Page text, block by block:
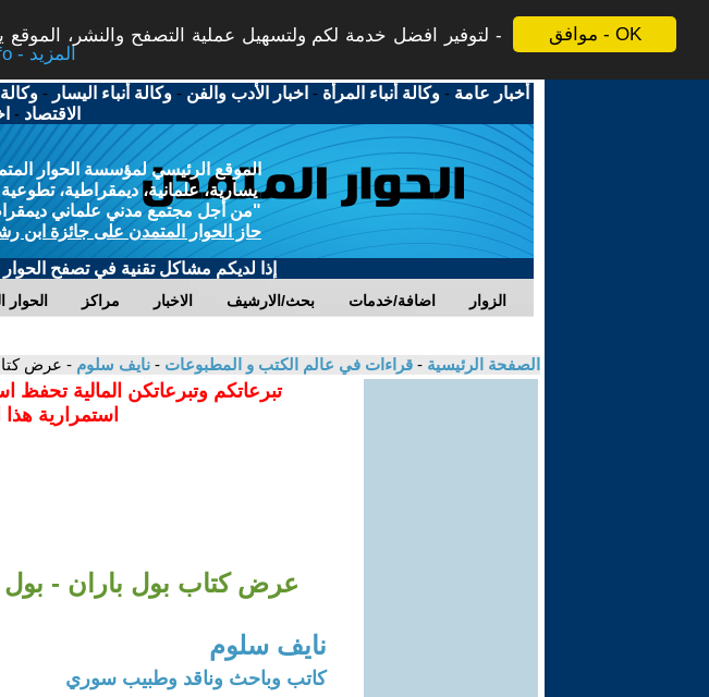
موافق - OK
لتوفير افضل خدمة لكم ولتسهيل عملية التصفح والنشر،
More info - المزيد
أخبار عامة -وكالة أنباء المرأة - اخبار الأدب والفن -وكالة أنباء اليسار -وكالة
الاقتصاد -
الموقع الرئيسي لمؤسسة الحوار
يسارية، علمانية، ديمقراطية،
"من أجل مجتمع مدني علماني
حاز الحوار المتمدن على جائزة ابن
إذا لديكم مشاكل تقنية في تصفح الحوار
الحوار مراكز الاخبار بحث/الارشيف اضافة/خدمات الزوار
الصفحة الرئيسية - قراءات في عالم الكتب و المطبوعات - نايف سلوم - عرض
تبرعاتكم وتبرعاتكن المالية تحفظ
استمرارية
عرض كتاب بول باران -
نايف سلوم
كاتب وباحث وناقد وطبيب سوري